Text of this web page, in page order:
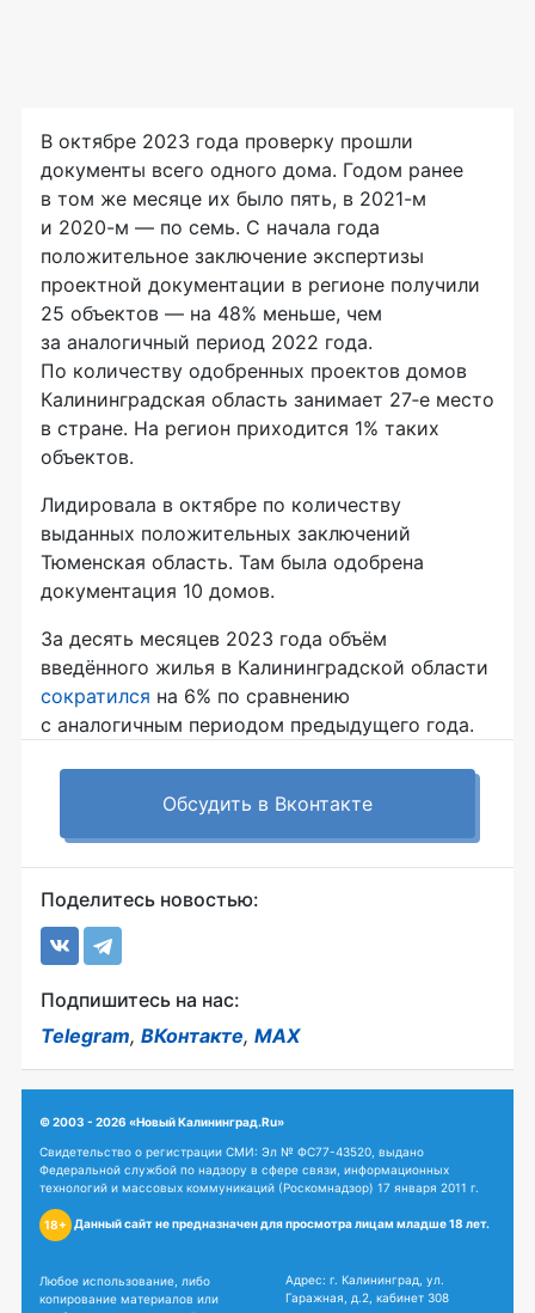
В октябре 2023 года проверку прошли
документы всего одного дома. Годом ранее
в том же месяце их было пять, в 2021-м
и 2020-м — по семь. С начала года
положительное заключение экспертизы
проектной документации в регионе получили
25 объектов — на 48% меньше, чем
за аналогичный период 2022 года.
По количеству одобренных проектов домов
Калининградская область занимает 27‑е место
в стране. На регион приходится 1% таких
объектов.
Лидировала в октябре по количеству
выданных положительных заключений
Тюменская область. Там была одобрена
документация 10 домов.
За десять месяцев 2023 года объём
введённого жилья в Калининградской области
сократился на 6% по сравнению
с аналогичным периодом предыдущего года.
Обсудить в Вконтакте
Поделитесь новостью:
Подпишитесь на нас:
Telegram, ВКонтакте, MAX
© 2003 - 2026 «Новый Калининград.Ru»
Свидетельство о регистрации СМИ: Эл № ФС77-43520, выдано
Федеральной службой по надзору в сфере связи, информационных
технологий и массовых коммуникаций (Роскомнадзор) 17 января 2011 г.
18+ Данный сайт не предназначен для просмотра лицам младше 18 лет.
Любое использование, либо
копирование материалов или
Адрес: г. Калининград, ул.
Гаражная, д.2, кабинет 308